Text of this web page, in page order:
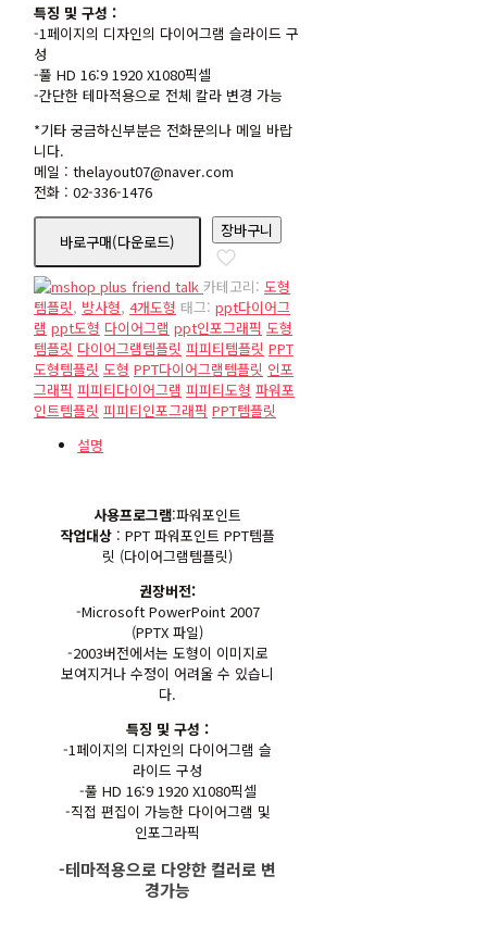
특징 및 구성 :
-1페이지의 디자인의 다이어그램 슬라이드 구
성
-풀 HD 16:9 1920 X1080픽셀
-간단한 테마적용으로 전체 칼라 변경 가능
*기타 궁금하신부분은 전화문의나 메일 바랍
니다.
메일 : thelayout07@naver.com
전화 : 02-336-1476
바로구매(다운로드)
nd622
수
량
장바구니
카테고리: 도형
템플릿, 방사형, 4개도형 태그: ppt다이어그
램 ppt도형 다이어그램 ppt인포그래픽 도형
템플릿 다이어그램템플릿 피피티템플릿 PPT
도형템플릿 도형 PPT다이어그램템플릿 인포
그래픽 피피티다이어그램 피피티도형 파워포
인트템플릿 피피티인포그래픽 PPT템플릿
설명
사용프로그램:파워포인트
작업대상 : PPT 파워포인트 PPT템플
릿 (다이어그램템플릿)
권장버전:
-Microsoft PowerPoint 2007
(PPTX 파일)
-2003버전에서는 도형이 이미지로
보여지거나 수정이 어려울 수 있습니
다.
특징 및 구성 :
-1페이지의 디자인의 다이어그램 슬
라이드 구성
-풀 HD 16:9 1920 X1080픽셀
-직접 편집이 가능한 다이어그램 및
인포그라픽
-테마적용으로 다양한 컬러로 변
경가능